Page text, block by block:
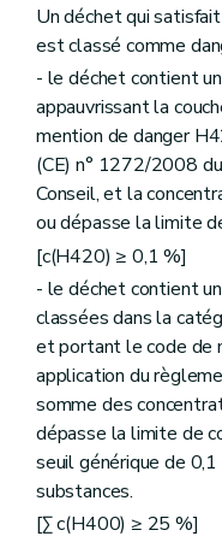
Un déchet qui
est classé comme
- le déchet contient
appauvrissant la
mention de danger
(CE) n° 1272/2008
Conseil, et la
ou dépasse la limite
[c(H420) ≥ 0,1 %]
- le déchet contient
classées dans la
et portant le code de
application du
somme des
dépasse la limite de
seuil générique de
substances.
[Σ c(H400) ≥ 25 %]